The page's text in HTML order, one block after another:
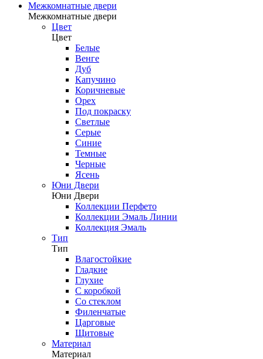
Межкомнатные двери
Межкомнатные двери
Цвет
Цвет
Белые
Венге
Дуб
Капучино
Коричневые
Орех
Под покраску
Светлые
Серые
Синие
Темные
Черные
Ясень
Юни Двери
Юни Двери
Коллекции Перфето
Коллекции Эмаль Линии
Коллекция Эмаль
Тип
Тип
Влагостойкие
Гладкие
Глухие
С коробкой
Со стеклом
Филенчатые
Царговые
Щитовые
Материал
Материал